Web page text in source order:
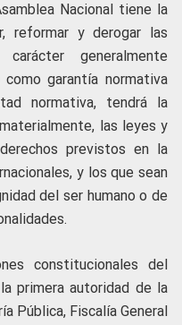
Nacional tiene la
reformar y derogar las
generalmente
garantía normativa
normativa, tendrá la
las leyes y
previstos en la
y los que sean
del ser humano o de
constitucionales del
primera autoridad de la
Pública, Fiscalía General